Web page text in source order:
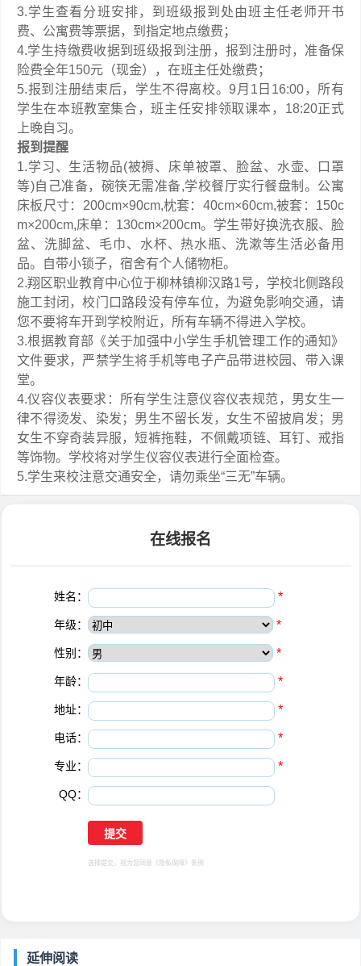
3.学生查看分班安排，到班级报到处由班主任老师开书
费、公寓费等票据，到指定地点缴费；
4.学生持缴费收据到班级报到注册，报到注册时，准备保
险费全年150元（现金），在班主任处缴费；
5.报到注册结束后，学生不得离校。9月1日16:00，所有
学生在本班教室集合，班主任安排领取课本，18:20正式
上晚自习。
报到提醒
1.学习、生活物品(被褥、床单被罩、脸盆、水壶、口罩
等)自己准备，碗筷无需准备,学校餐厅实行餐盘制。公寓
床板尺寸：200cm×90cm,枕套：40cm×60cm,被套：150c
m×200cm,床单：130cm×200cm。学生带好换洗衣服、脸
盆、洗脚盆、毛巾、水杯、热水瓶、洗漱等生活必备用
品。自带小锁子，宿舍有个人储物柜。
2.翔区职业教育中心位于柳林镇柳汉路1号，学校北侧路段
施工封闭，校门口路段没有停车位，为避免影响交通，请
您不要将车开到学校附近，所有车辆不得进入学校。
3.根据教育部《关于加强中小学生手机管理工作的通知》
文件要求，严禁学生将手机等电子产品带进校园、带入课
堂。
4.仪容仪表要求：所有学生注意仪容仪表规范，男女生一
律不得烫发、染发；男生不留长发，女生不留披肩发；男
女生不穿奇装异服，短裤拖鞋，不佩戴项链、耳钉、戒指
等饰物。学校将对学生仪容仪表进行全面检查。
5.学生来校注意交通安全，请勿乘坐“三无”车辆。
在线报名
姓名： *
年级： *
性别： *
年龄： *
地址： *
电话： *
专业： *
QQ：
选择提交，视为您同意 《隐私保障》 条例
延伸阅读